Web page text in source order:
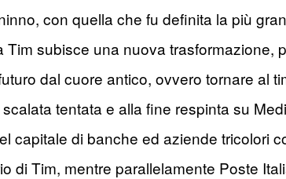
con quella che fu definita la più
Tim subisce una nuova
dal cuore antico, ovvero tornare al
tentata e alla fine respinta su
capitale di banche ed aziende tricolori
di Tim, mentre parallelamente Poste